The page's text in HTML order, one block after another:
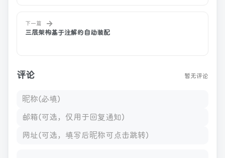
下一篇 →
三层架构基于注解的自动装配
评论 暂无评论